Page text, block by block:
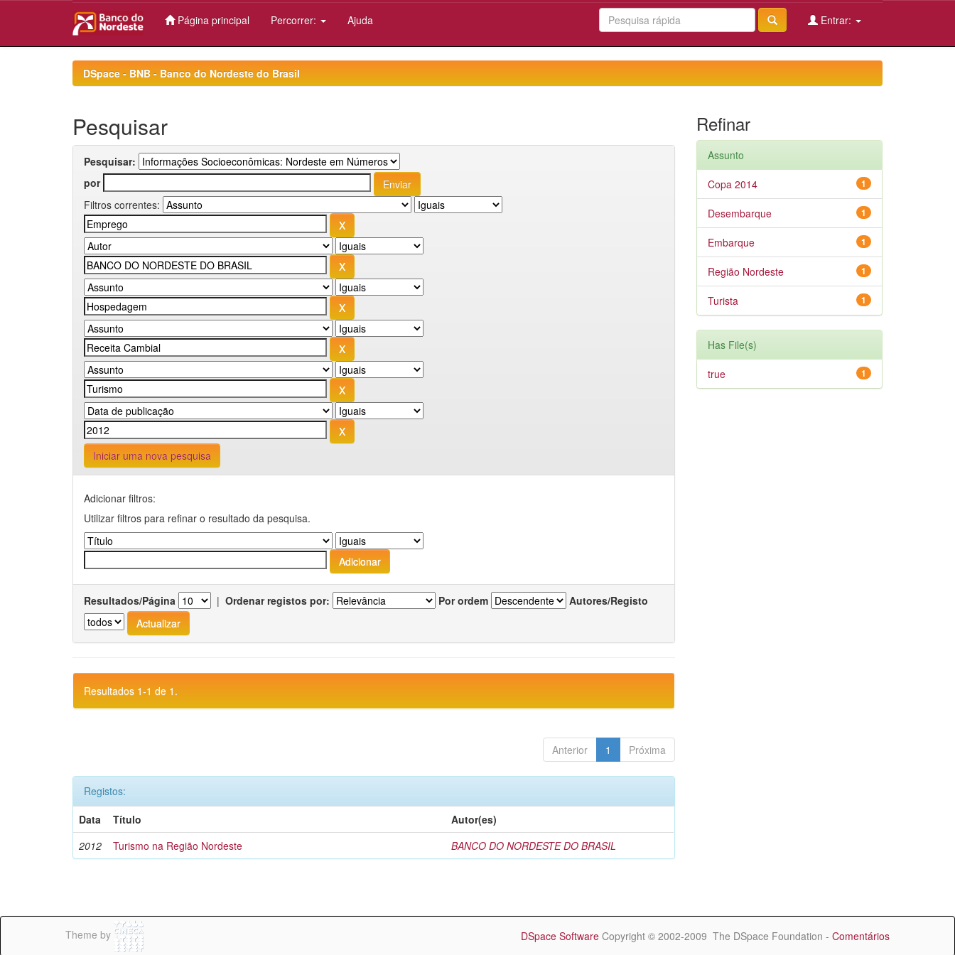
Página principal Percorrer: Ajuda Entrar:
DSpace - BNB - Banco do Nordeste do Brasil
Pesquisar
Pesquisar:
por
Filtros correntes:
Iniciar uma nova pesquisa
Adicionar filtros:
Utilizar filtros para refinar o resultado da pesquisa.
Resultados/Página | Ordenar registos por: Por ordem Autores/Registo
Resultados 1-1 de 1.
Anterior 1 Próxima
Registos:
Data
Título
Autor(es)
2012
Turismo na Região Nordeste BANCO DO NORDESTE DO BRASIL
Refinar
Assunto
1
Copa 2014
1
Desembarque
1
Embarque
1
Região Nordeste
1
Turista
Has File(s)
1
true
Theme by DSpace Software Copyright © 2002-2009 The DSpace Foundation - Comentários